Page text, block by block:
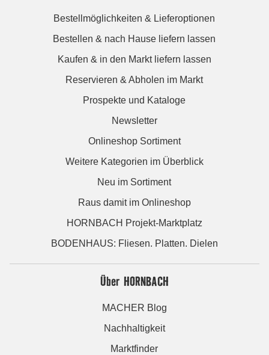
Bestellmöglichkeiten & Lieferoptionen
Bestellen & nach Hause liefern lassen
Kaufen & in den Markt liefern lassen
Reservieren & Abholen im Markt
Prospekte und Kataloge
Newsletter
Onlineshop Sortiment
Weitere Kategorien im Überblick
Neu im Sortiment
Raus damit im Onlineshop
HORNBACH Projekt-Marktplatz
BODENHAUS: Fliesen. Platten. Dielen
Über HORNBACH
MACHER Blog
Nachhaltigkeit
Marktfinder